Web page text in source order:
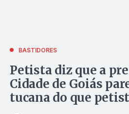
BASTIDORES
Petista diz que a
Cidade de Goiás
tucana do que